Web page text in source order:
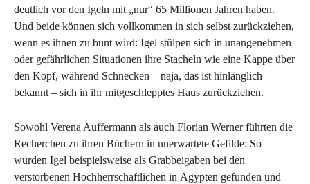
deutlich vor den Igeln mit „nur“ 65 Millionen Jahren haben.
Und beide können sich vollkommen in sich selbst zurückziehen,
wenn es ihnen zu bunt wird: Igel stülpen sich in unangenehmen
oder gefährlichen Situationen ihre Stacheln wie eine Kappe über
den Kopf, während Schnecken – naja, das ist hinlänglich
bekannt – sich in ihr mitgeschlepptes Haus zurückziehen.
Sowohl Verena Auffermann als auch Florian Werner führten die
Recherchen zu ihren Büchern in unerwartete Gefilde: So
wurden Igel beispielsweise als Grabbeigaben bei den
verstorbenen Hochherrschaftlichen in Ägypten gefunden und